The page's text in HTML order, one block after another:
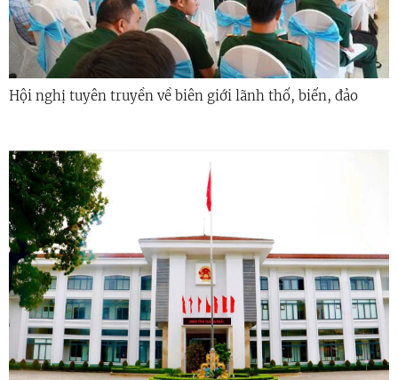
Hội nghị tuyên truyền về biên giới lãnh thổ, biển, đảo